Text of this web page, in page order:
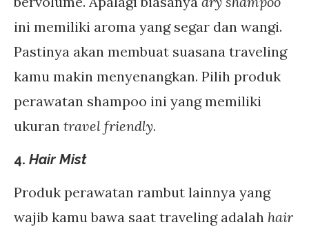
ini memiliki aroma yang segar dan wangi.
Pastinya akan membuat suasana traveling
kamu makin menyenangkan. Pilih produk
perawatan shampoo ini yang memiliki
ukuran travel friendly.
4. Hair Mist
Produk perawatan rambut lainnya yang
wajib kamu bawa saat traveling adalah hair